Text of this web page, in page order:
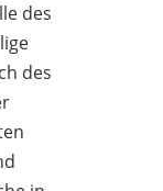
des
des